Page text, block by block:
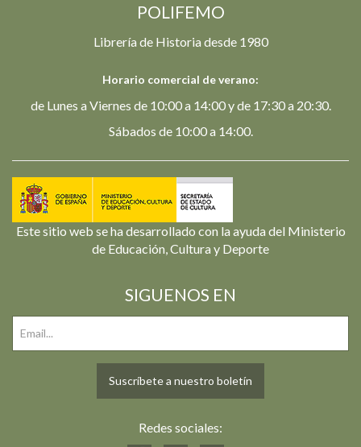
POLIFEMO
Librería de Historia desde 1980
Horario comercial de verano:
de Lunes a Viernes de 10:00 a 14:00 y de 17:30 a 20:30.
Sábados de 10:00 a 14:00.
Este sitio web se ha desarrollado con la ayuda del Ministerio
de Educación, Cultura y Deporte
SIGUENOS EN
Suscríbete a nuestro boletín
Redes sociales: